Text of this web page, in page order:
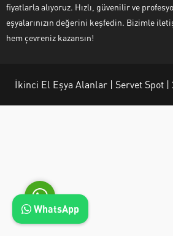
fiyatlarla alıyoruz. Hızlı, güvenilir ve
eşyalarınızın değerini keşfedin. Bizimle
hem çevreniz kazansın!
İkinci El Eşya Alanlar | Servet Spot |
Ayşe Yılmaz
WhatsApp